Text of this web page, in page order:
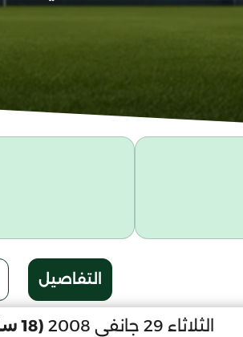
التفاصيل
الثلاثاء 29 جانفي 2008 (18 سنة)